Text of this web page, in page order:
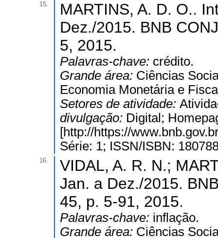
15.
MARTINS, A. D. O..
Dez./2015. BNB
5, 2015.
Palavras-chave: crédito.
Grande área: Ciências
Economia Monetária e
Setores de atividade:
divulgação: Digital;
[http://https://
Série: 1; ISSN/ISBN:
16.
VIDAL, A. R. N.;
Jan. a Dez./2015.
45, p. 5-91, 2015.
Palavras-chave: inflação.
Grande área: Ciências